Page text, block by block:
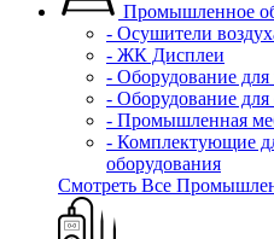
Промышленное
- Осушители
- ЖК Дисплеи
- Оборудование
- Оборудование для
- Промышленная
- Комплектующие
оборудования
Смотреть Все